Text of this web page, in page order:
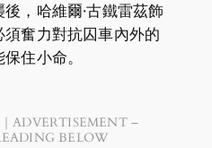
，哈維爾·古鐵雷茲飾
須奮力對抗囚車內外的
住小命。
ADVERTISEMENT –
BELOW